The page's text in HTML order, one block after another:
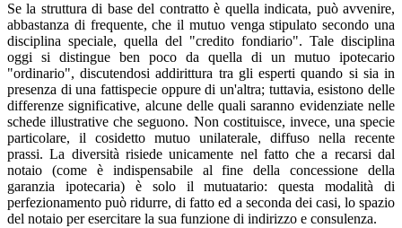
Se la struttura di base del contratto è quella indicata, può avvenire,
abbastanza di frequente, che il mutuo venga stipulato secondo una
disciplina speciale, quella del "credito fondiario". Tale disciplina
oggi si distingue ben poco da quella di un mutuo ipotecario
"ordinario", discutendosi addirittura tra gli esperti quando si sia in
presenza di una fattispecie oppure di un'altra; tuttavia, esistono delle
differenze significative, alcune delle quali saranno evidenziate nelle
schede illustrative che seguono. Non costituisce, invece, una specie
particolare, il cosidetto mutuo unilaterale, diffuso nella recente
prassi. La diversità risiede unicamente nel fatto che a recarsi dal
notaio (come è indispensabile al fine della concessione della
garanzia ipotecaria) è solo il mutuatario: questa modalità di
perfezionamento può ridurre, di fatto ed a seconda dei casi, lo spazio
del notaio per esercitare la sua funzione di indirizzo e consulenza.